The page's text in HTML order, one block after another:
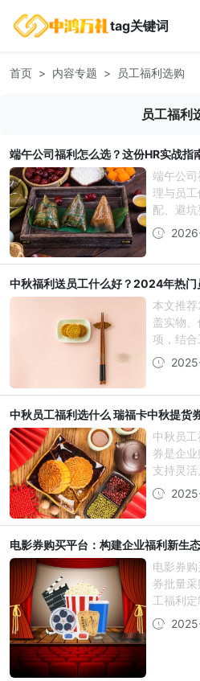
tag关键词
首页 内容专题 员工福利选购
员工福利
端午公司福利怎么选？这份HR实战指
端午公
理与员
配、避坑
中秋福利送员工什么好？2024年热门
本文推
盖实物
项，结合
中秋员工福利选什么 瑞福卡中秋提货
中秋员
券是企
支持灵活
电影券购买平台：构建企业福利新生
电影券
券批量
工福利定